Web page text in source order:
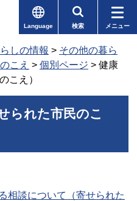
Language 検索 メニュー
らしの情報 > その他の暮ら
こえ > 個別ページ > 健康
こえ）
られた市民のこ
相談について（寄せられた